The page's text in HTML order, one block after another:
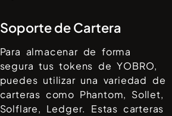
Soporte de Cartera
Para almacenar de forma
segura tus tokens deYOBRO,
puedes utilizar una variedad de
carteras como Phantom, Sollet,
Solflare, Ledger. Estas carteras